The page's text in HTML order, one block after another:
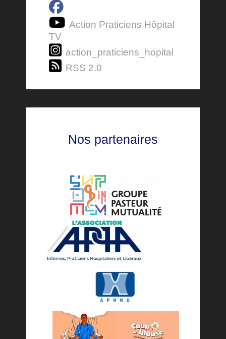
Action Praticiens Hôpital
TV
action_praticiens_hopital
RSS 2.0
Nos partenaires